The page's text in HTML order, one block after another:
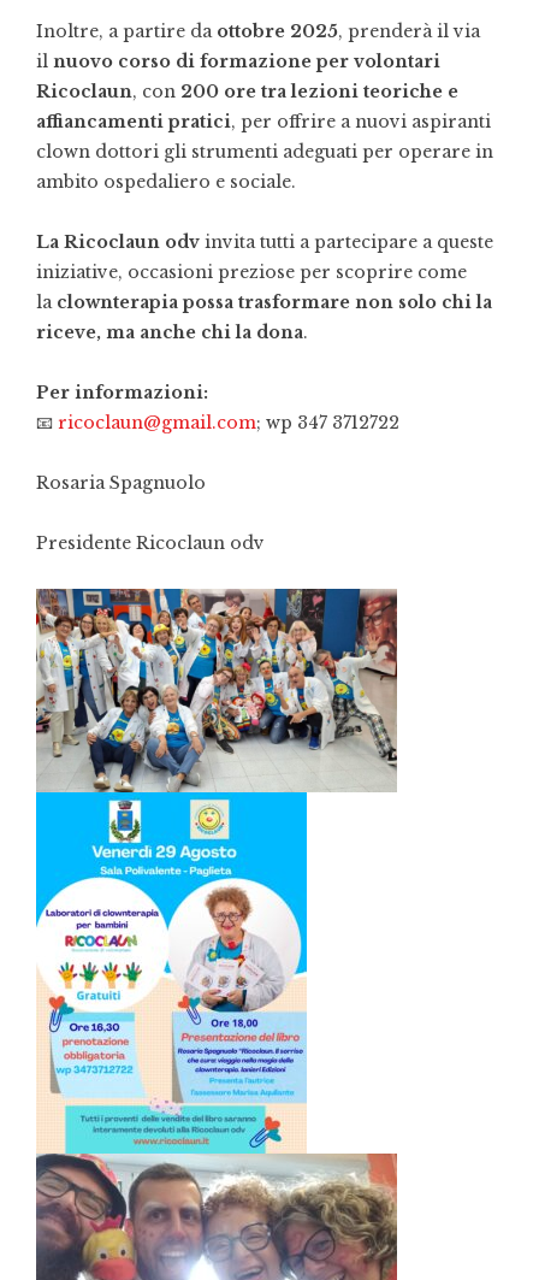
Inoltre, a partire da ottobre 2025, prenderà il via
il nuovo corso di formazione per volontari
Ricoclaun, con 200 ore tra lezioni teoriche e
affiancamenti pratici, per offrire a nuovi aspiranti
clown dottori gli strumenti adeguati per operare in
ambito ospedaliero e sociale.
La Ricoclaun odv invita tutti a partecipare a queste
iniziative, occasioni preziose per scoprire come
la clownterapia possa trasformare non solo chi la
riceve, ma anche chi la dona.
Per informazioni:
📧 ricoclaun@gmail.com; wp 347 3712722
Rosaria Spagnuolo
Presidente Ricoclaun odv